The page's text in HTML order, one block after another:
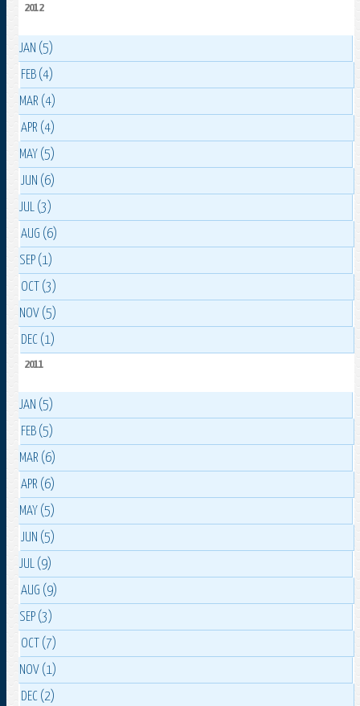
2012
JAN (5)
FEB (4)
MAR (4)
APR (4)
MAY (5)
JUN (6)
JUL (3)
AUG (6)
SEP (1)
OCT (3)
NOV (5)
DEC (1)
2011
JAN (5)
FEB (5)
MAR (6)
APR (6)
MAY (5)
JUN (5)
JUL (9)
AUG (9)
SEP (3)
OCT (7)
NOV (1)
DEC (2)